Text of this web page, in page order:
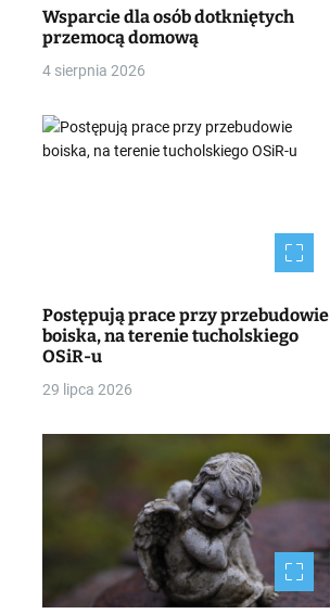
Wsparcie dla osób dotkniętych
przemocą domową
4 sierpnia 2026
Postępują prace przy przebudowie
boiska, na terenie tucholskiego
OSiR-u
29 lipca 2026